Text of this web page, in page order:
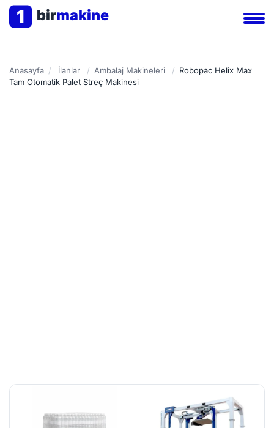
1 birmakine
Anasayfa / İlanlar / Ambalaj Makineleri / Robopac Helix Max
Tam Otomatik Palet Streç Makinesi